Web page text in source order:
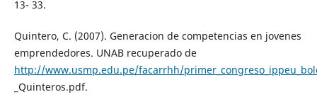
13- 33.
Quintero, C. (2007). Generacion de competencias en jovenes
emprendedores. UNAB recuperado de
http://www.usmp.edu.pe/facarrhh/
_Quinteros.pdf.